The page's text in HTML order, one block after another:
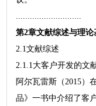
第2章文献综述与理论
2.1文献综述
2.1.1大客户开发的文
阿尔瓦雷斯（2015）
品》一书中介绍了客